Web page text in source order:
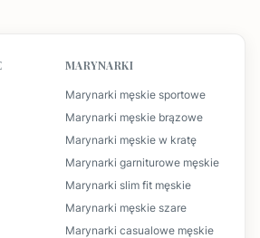
MARYNARKI
Marynarki męskie sportowe
Marynarki męskie brązowe
Marynarki męskie w kratę
Marynarki garniturowe męskie
Marynarki slim fit męskie
Marynarki męskie szare
Marynarki casualowe męskie